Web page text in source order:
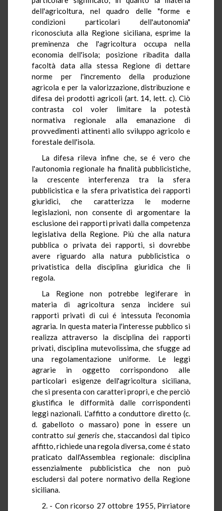
dell'agricoltura, nel quadro delle "forme e
condizioni particolari dell'autonomia"
riconosciuta alla Regione siciliana, esprime la
preminenza che l'agricoltura occupa nella
economia dell'isola; posizione ribadita dalla
facoltà data alla stessa Regione di dettare
norme per l'incremento della produzione
agricola e per la valorizzazione, distribuzione e
difesa dei prodotti agricoli (art. 14, lett. c). Ciò
contrasta col voler limitare la potestà
normativa regionale alla emanazione di
provvedimenti attinenti allo sviluppo agricolo e
forestale dell'isola.
La difesa rileva infine che, se é vero che
l'autonomia regionale ha finalità pubblicistiche,
la crescente interferenza tra la sfera
pubblicistica e la sfera privatistica dei rapporti
giuridici, che caratterizza le moderne
legislazioni, non consente di argomentare la
esclusione dei rapporti privati dalla competenza
legislativa della Regione. Più che alla natura
pubblica o privata dei rapporti, si dovrebbe
avere riguardo alla natura pubblicistica o
privatistica della disciplina giuridica che li
regola.
La Regione non potrebbe legiferare in
materia di agricoltura senza incidere sui
rapporti privati di cui é intessuta l'economia
agraria. In questa materia l'interesse pubblico si
realizza attraverso la disciplina dei rapporti
privati, disciplina mutevolissima, che sfugge ad
una regolamentazione uniforme. Le leggi
agrarie in oggetto corrispondono alle
particolari esigenze dell'agricoltura siciliana,
che si presenta con caratteri propri, e che perciò
giustifica le difformità dalle corrispondenti
leggi nazionali. L'affitto a conduttore diretto (c.
d. gabelloto o massaro) pone in essere un
contratto sui generis che, staccandosi dal tipico
affitto, richiede una regola diversa, come é stato
praticato dall'Assemblea regionale: disciplina
essenzialmente pubblicistica che non può
escludersi dal potere normativo della Regione
siciliana.
2. - Con ricorso 27 ottobre 1955, Pirriatore